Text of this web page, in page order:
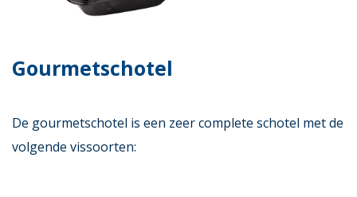
Gourmetschotel
De gourmetschotel is een zeer complete schotel met de
volgende vissoorten: